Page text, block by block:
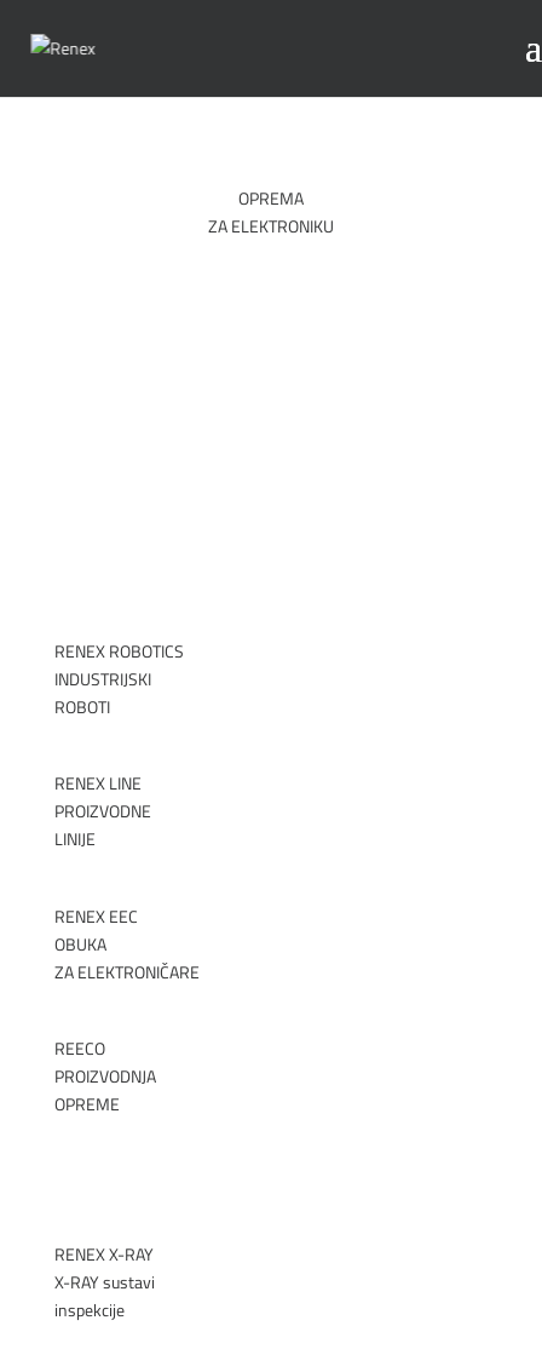
OPREMA
ZA ELEKTRONIKU
RENEX ROBOTICS
INDUSTRIJSKI
ROBOTI
RENEX LINE
PROIZVODNE
LINIJE
RENEX EEC
OBUKA
ZA ELEKTRONIČARE
REECO
PROIZVODNJA
OPREME
RENEX X-RAY
X-RAY sustavi
inspekcije